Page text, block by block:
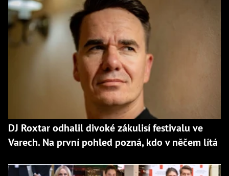
DJ Roxtar odhalil divoké zákulisí festivalu ve
Varech. Na první pohled pozná, kdo v něčem lítá